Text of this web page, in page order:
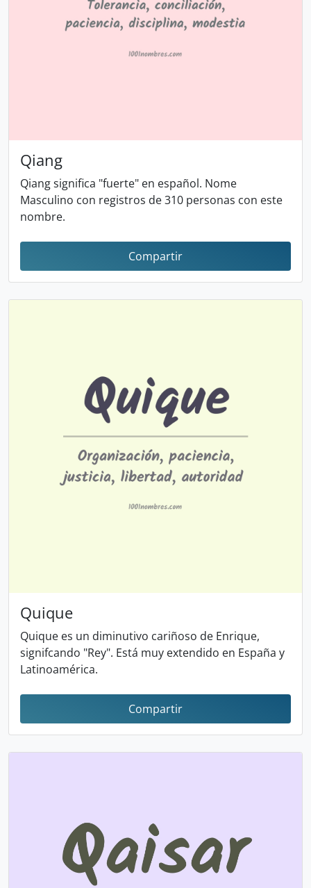
Qiang
Qiang significa "fuerte" en español. Nome
Masculino con registros de 310 personas con este
nombre.
Compartir
Quique
Quique es un diminutivo cariñoso de Enrique,
signifcando "Rey". Está muy extendido en España y
Latinoamérica.
Compartir